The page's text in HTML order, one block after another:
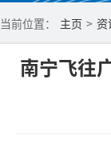
当前位置： 主页 > 资
南宁飞往